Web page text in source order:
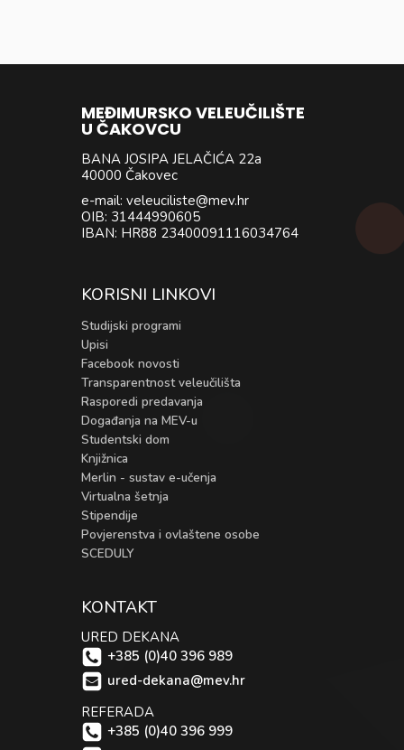
MEĐIMURSKO VELEUČILIŠTE
U ČAKOVCU
BANA JOSIPA JELAČIĆA 22a
40000 Čakovec
e-mail: veleuciliste@mev.hr
OIB: 31444990605
IBAN: HR88 23400091116034764
KORISNI LINKOVI
Studijski programi
Upisi
Facebook novosti
Transparentnost veleučilišta
Rasporedi predavanja
Događanja na MEV-u
Studentski dom
Knjižnica
Merlin - sustav e-učenja
Virtualna šetnja
Stipendije
Povjerenstva i ovlaštene osobe
SCEDULY
KONTAKT
URED DEKANA
+385 (0)40 396 989
ured-dekana@mev.hr
REFERADA
+385 (0)40 396 999